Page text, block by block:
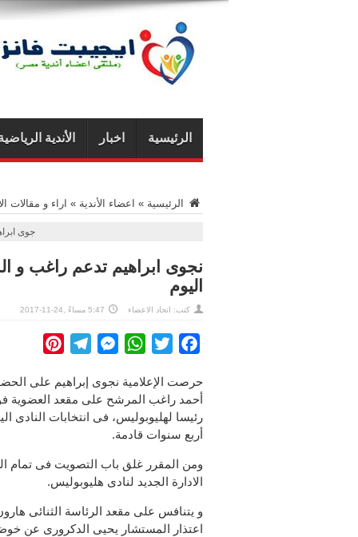
الرئيسية اخبار الأندية
الرئيسية » اعضاء الأندية » اراء و مقالات
جوى
نجوى ابراهيم تدعم راغب و
اليوم
كتب: اتحاد الاعضاء 5:47 مساءً ,24-11-2017
Facebook
Twitter
WhatsApp
Messenger
Telegram
حرصت الإعلامية نجوى إبراهيم على
أحمد راغب المرشح على مقعد العضوية
رئيسا لهليوبوليس، فى انتخابات النادى
أربع سنوات قادمة.
ومن المقرر غلق باب التصويت فى تمام
الادارة الجديد لنادى هليوبوليس.
و يتنافس على مقعد الرئاسة الثنائى
اعتذار المستشار يحيى الدكرورى عن خوض